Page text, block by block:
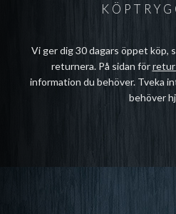
Vi ger dig 30 dagars öppet köp,
returnera. På sidan för
information du behöver. Tveka
behöver